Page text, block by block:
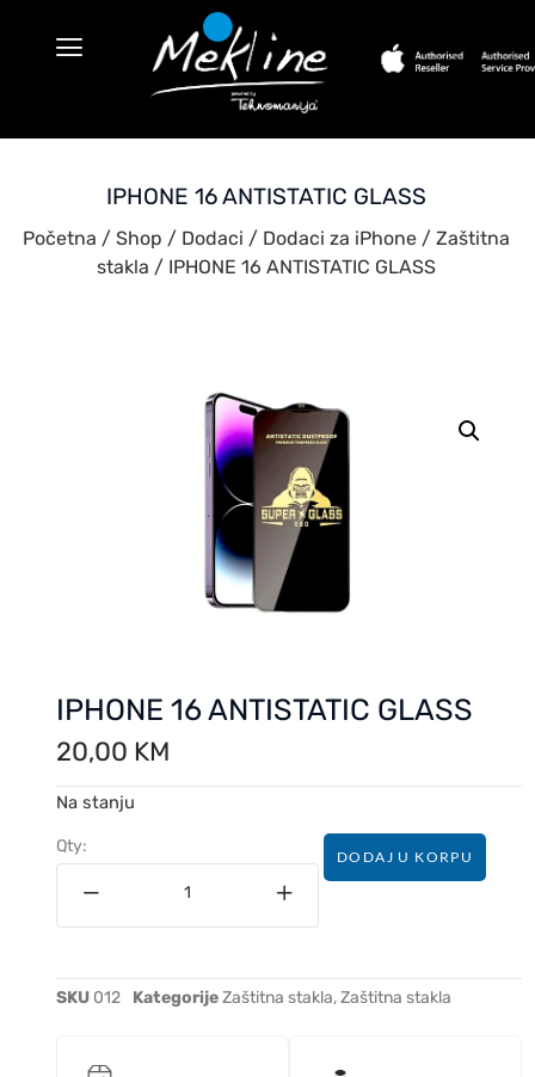
IPHONE 16 ANTISTATIC GLASS
Početna / Shop / Dodaci / Dodaci za iPhone / Zaštitna
stakla / IPHONE 16 ANTISTATIC GLASS
IPHONE 16 ANTISTATIC GLASS
20,00 KM
Na stanju
Qty:
DODAJ U KORPU
SKU 012 KategorijeZaštitna stakla,Zaštitna stakla